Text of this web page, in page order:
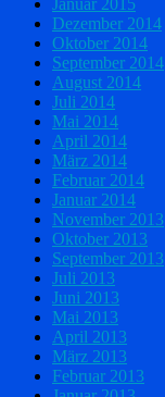
Januar 2015
Dezember 2014
Oktober 2014
September 2014
August 2014
Juli 2014
Mai 2014
April 2014
März 2014
Februar 2014
Januar 2014
November 2013
Oktober 2013
September 2013
Juli 2013
Juni 2013
Mai 2013
April 2013
März 2013
Februar 2013